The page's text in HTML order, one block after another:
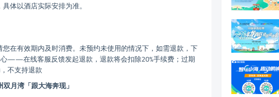
体以酒店实际安排为准。
在有效期内及时消费。未预约未使用的情况下，如需退款，下
——在线客服反馈发起退款，退款将会扣除20%手续费；过期
不支持退款
双月湾「跟大海奔现」